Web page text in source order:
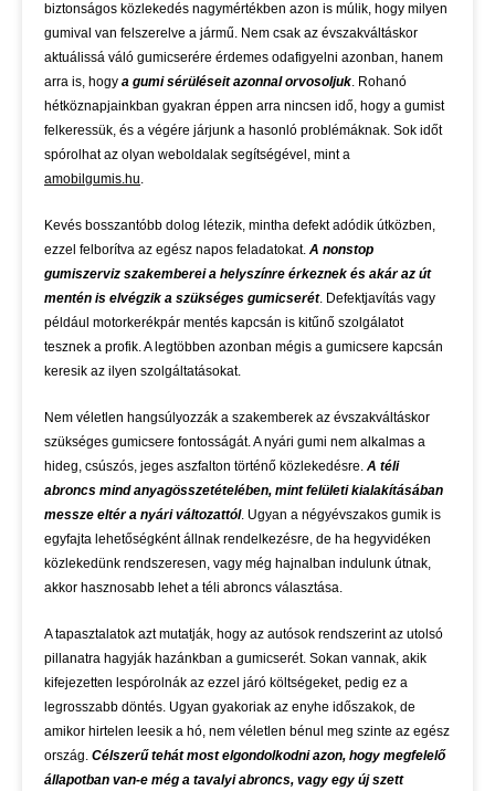
biztonságos közlekedés nagymértékben azon is múlik, hogy milyen
gumival van felszerelve a jármű. Nem csak az évszakváltáskor
aktuálissá váló gumicserére érdemes odafigyelni azonban, hanem
arra is, hogy a gumi sérüléseit azonnal orvosoljuk. Rohanó
hétköznapjainkban gyakran éppen arra nincsen idő, hogy a gumist
felkeressük, és a végére járjunk a hasonló problémáknak. Sok időt
spórolhat az olyan weboldalak segítségével, mint a
amobilgumis.hu.
Kevés bosszantóbb dolog létezik, mintha defekt adódik útközben,
ezzel felborítva az egész napos feladatokat. A nonstop
gumiszerviz szakemberei a helyszínre érkeznek és akár az út
mentén is elvégzik a szükséges gumicserét. Defektjavítás vagy
például motorkerékpár mentés kapcsán is kitűnő szolgálatot
tesznek a profik. A legtöbben azonban mégis a gumicsere kapcsán
keresik az ilyen szolgáltatásokat.
Nem véletlen hangsúlyozzák a szakemberek az évszakváltáskor
szükséges gumicsere fontosságát. A nyári gumi nem alkalmas a
hideg, csúszós, jeges aszfalton történő közlekedésre. A téli
abroncs mind anyagösszetételében, mint felületi kialakításában
messze eltér a nyári változattól. Ugyan a négyévszakos gumik is
egyfajta lehetőségként állnak rendelkezésre, de ha hegyvidéken
közlekedünk rendszeresen, vagy még hajnalban indulunk útnak,
akkor hasznosabb lehet a téli abroncs választása.
A tapasztalatok azt mutatják, hogy az autósok rendszerint az utolsó
pillanatra hagyják hazánkban a gumicserét. Sokan vannak, akik
kifejezetten lespórolnák az ezzel járó költségeket, pedig ez a
legrosszabb döntés. Ugyan gyakoriak az enyhe időszakok, de
amikor hirtelen leesik a hó, nem véletlen bénul meg szinte az egész
ország. Célszerű tehát most elgondolkodni azon, hogy megfelelő
állapotban van-e még a tavalyi abroncs, vagy egy új szett